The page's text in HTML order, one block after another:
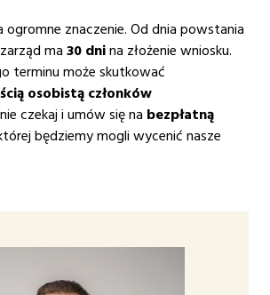
ogromne znaczenie. Od dnia powstania
ma30 dnina złożenie wniosku.
terminu może skutkować
osobistą członków
czekaj i umów się na bezpłatną
będziemy mogli wycenić nasze